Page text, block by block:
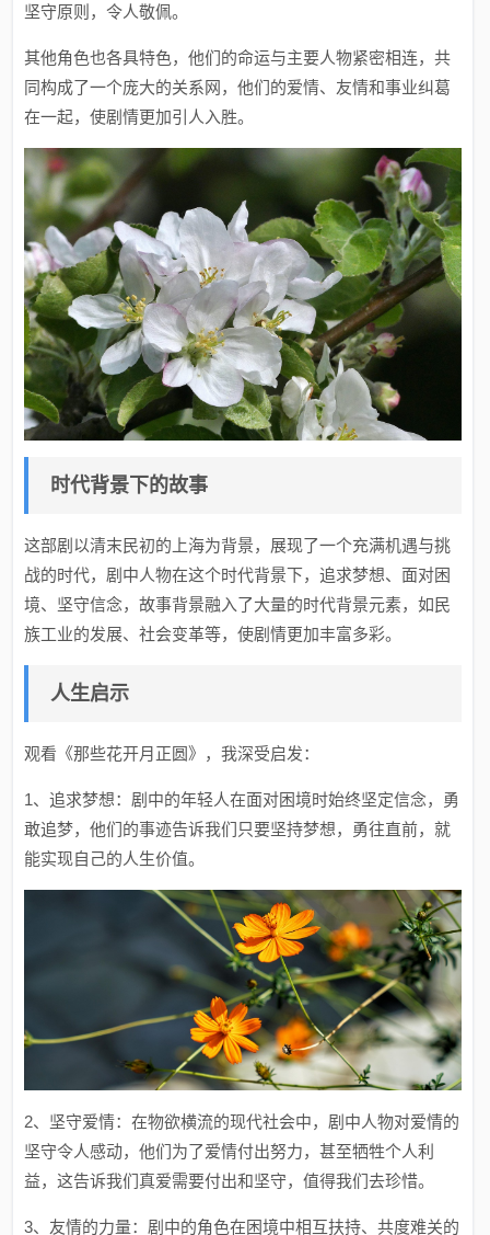
坚守原则，令人敬佩。
其他角色也各具特色，他们的命运与主要人物紧密相连，共
同构成了一个庞大的关系网，他们的爱情、友情和事业纠葛
在一起，使剧情更加引人入胜。
时代背景下的故事
这部剧以清末民初的上海为背景，展现了一个充满机遇与挑
战的时代，剧中人物在这个时代背景下，追求梦想、面对困
境、坚守信念，故事背景融入了大量的时代背景元素，如民
族工业的发展、社会变革等，使剧情更加丰富多彩。
人生启示
观看《那些花开月正圆》，我深受启发：
1、追求梦想：剧中的年轻人在面对困境时始终坚定信念，勇
敢追梦，他们的事迹告诉我们只要坚持梦想，勇往直前，就
能实现自己的人生价值。
2、坚守爱情：在物欲横流的现代社会中，剧中人物对爱情的
坚守令人感动，他们为了爱情付出努力，甚至牺牲个人利
益，这告诉我们真爱需要付出和坚守，值得我们去珍惜。
3、友情的力量：剧中的角色在困境中相互扶持、共度难关的